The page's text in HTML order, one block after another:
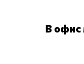
В офис